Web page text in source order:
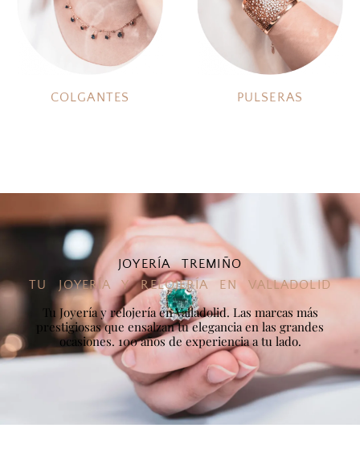
COLGANTES PULSERAS
JOYERÍA TREMIÑO
TU JOYERÍA Y RELOJERÍA EN VALLADOLID
Tu Joyería y relojería en Valladolid. Las marcas más
prestigiosas que ensalzan tu elegancia en las grandes
ocasiones. 100 años de experiencia a tu lado.